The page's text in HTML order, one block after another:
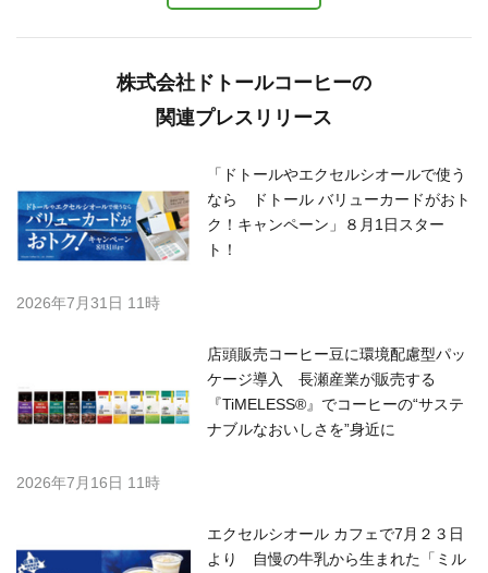
株式会社ドトールコーヒーの
関連プレスリリース
「ドトールやエクセルシオールで使う
なら ドトール バリューカードがおト
ク！キャンペーン」８月1日スター
ト！
2026年7月31日 11時
店頭販売コーヒー豆に環境配慮型パッ
ケージ導入 長瀬産業が販売する
『TiMELESS®』でコーヒーの“サステ
ナブルなおいしさを”身近に
2026年7月16日 11時
エクセルシオール カフェで7月２３日
より 自慢の牛乳から生まれた「ミル